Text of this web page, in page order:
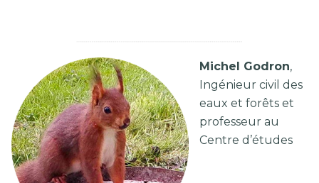
Michel Godron,
Ingénieur civil des
eaux et forêts et
professeur au
Centre d’études